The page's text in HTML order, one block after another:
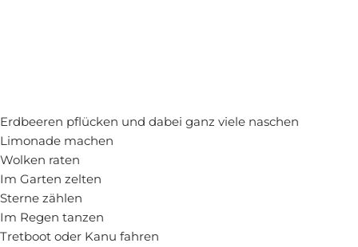
Erdbeeren pflücken und dabei ganz viele naschen
Limonade machen
Wolken raten
Im Garten zelten
Sterne zählen
Im Regen tanzen
Tretboot oder Kanu fahren